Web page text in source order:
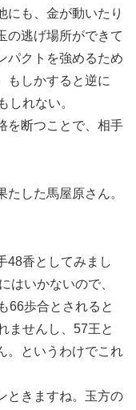
にも、金が動いたり
の逃げ場所ができて
パクトを強めるため
もしかすると逆に
しれない。
を断つことで、相手
たした馬屋原さん。
48香としてみまし
はいかないので、
66歩合とされると
ませんし、57王と
。というわけでこれ
ときますね。玉方の